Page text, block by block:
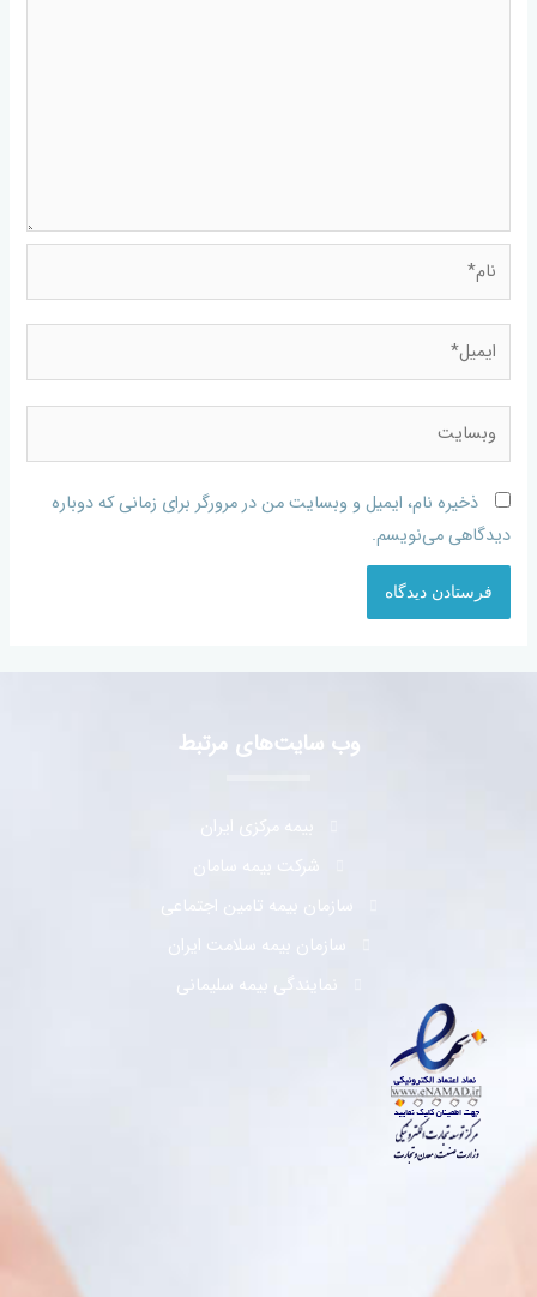
ذخیره نام، ایمیل و وبسایت من در مرورگر برای زمانی که دوباره
دیدگاهی می‌نویسم.
وب سایت‌های مرتبط
بیمه مرکزی ایران
شرکت بیمه سامان
سازمان بیمه تامین اجتماعی
سازمان بیمه سلامت ایران
نمایندگی بیمه سلیمانی